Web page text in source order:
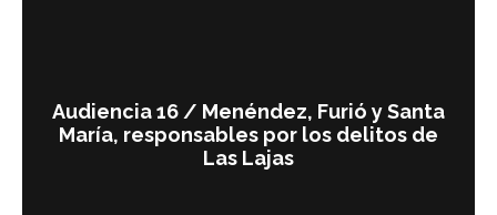
Audiencia 16 / Menéndez, Furió y Santa
María, responsables por los delitos de
Las Lajas